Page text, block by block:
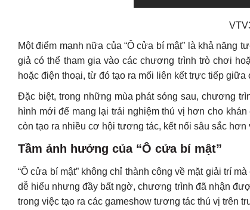
Một điểm mạnh nữa của “Ô cửa bí mật” là khả năng
giả có thể tham gia vào các chương trình trò chơi
hoặc điện thoại, từ đó tạo ra mối liên kết trực tiếp
Đặc biệt, trong những mùa phát sóng sau, chương
hình mới để mang lại trải nghiệm thú vị hơn cho
còn tạo ra nhiều cơ hội tương tác, kết nối sâu sắc
Tầm ảnh hưởng của “Ô cửa bí mật”
“Ô cửa bí mật” không chỉ thành công về mặt giải trí
dễ hiểu nhưng đầy bất ngờ, chương trình đã nhận
trong việc tạo ra các gameshow tương tác thú vị trên